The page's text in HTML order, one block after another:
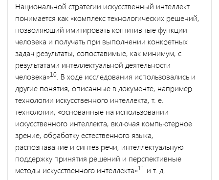
Национальной стратегии искусственный интеллект
понимается как «комплекс технологических решений,
позволяющий имитировать когнитивные функции
человека и получать при выполнении конкретных
задач результаты, сопоставимые, как минимум, с
результатами интеллектуальной деятельности
человека»10 . В ходе исследования использовались и
другие понятия, описанные в документе, например
технологии искусственного интеллекта, т. е.
технологии, «основанные на использовании
искусственного интеллекта, включая компьютерное
зрение, обработку естественного языка,
распознавание и синтез речи, интеллектуальную
поддержку принятия решений и перспективные
методы искусственного интеллекта»11 и т. д.